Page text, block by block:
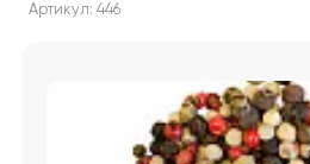
Артикул: 446